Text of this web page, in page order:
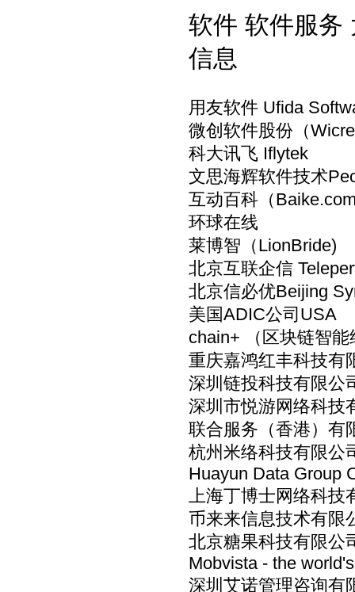
软件 软件服务
信息
用友软件 Ufida
微创软件股份（
科大讯飞 Iflytek
文思海辉软件技术
互动百科（
环球在线
莱博智（LionBride)
北京互联企信
北京信必优Beijing
美国ADIC公司USA
chain+ （区块链智
重庆嘉鸿红丰科技有
深圳链投科技有限公
深圳市悦游网络科技
联合服务（香港）有
杭州米络科技有限公
Huayun Data Group
上海丁博士网络科技
币来来信息技术有限
北京糖果科技有限公
Mobvista - the
深圳艾诺管理咨询有